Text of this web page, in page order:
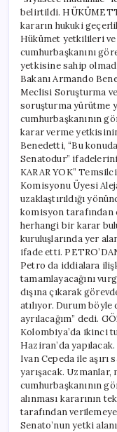
belirtildi.
kararın hukuki
Hükümet yetkilileri
cumhurbaşkanını
yetkisine sahip
Bakanı Armando
Meclisi Soruşturma
soruşturma yürütme
cumhurbaşkanının
karar verme
Benedetti, “Bu
Senatodur”
KARAR YOK”
Komisyonu Üyesi
uzaklaştırıldığı
komisyon tarafından
herhangi bir karar
kuruluşlarında yer
ifade etti.
Petro da iddialara
tamamlayacağını
dışına çıkarak
atılıyor. Durum
ayrılacağım” dedi.
Kolombiya’da ikinci
Haziran’da
Ivan Cepeda ile aşırı
yarışacak.
cumhurbaşkanının
alınması kararının
tarafından
Senato’nun yetki